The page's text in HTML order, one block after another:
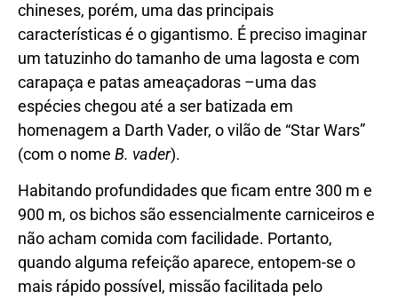
chineses, porém, uma das principais
características é o gigantismo. É preciso imaginar
um tatuzinho do tamanho de uma lagosta e com
carapaça e patas ameaçadoras –uma das
espécies chegou até a ser batizada em
homenagem a Darth Vader, o vilão de “Star Wars”
(com o nome B. vader).
Habitando profundidades que ficam entre 300 m e
900 m, os bichos são essencialmente carniceiros e
não acham comida com facilidade. Portanto,
quando alguma refeição aparece, entopem-se o
mais rápido possível, missão facilitada pelo